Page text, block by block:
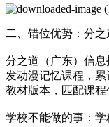
二、错位优势：分
分之道（广东）信
发动漫记忆课程，
教材版本，匹配课程
学校不能做的事：